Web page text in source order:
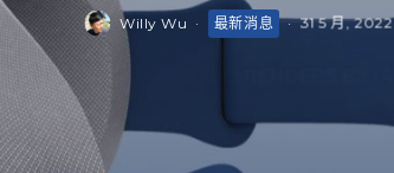
Willy Wu · 最新消息 · 31 5 月, 2022